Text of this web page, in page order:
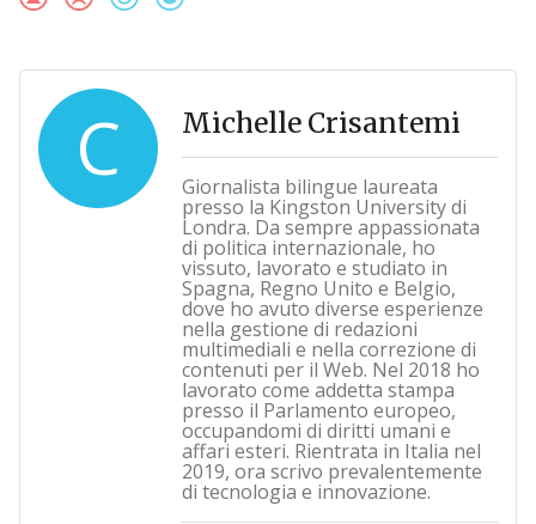
C Michelle Crisantemi
Giornalista bilingue laureata
presso la Kingston University di
Londra. Da sempre appassionata
di politica internazionale, ho
vissuto, lavorato e studiato in
Spagna, Regno Unito e Belgio,
dove ho avuto diverse esperienze
nella gestione di redazioni
multimediali e nella correzione di
contenuti per il Web. Nel 2018 ho
lavorato come addetta stampa
presso il Parlamento europeo,
occupandomi di diritti umani e
affari esteri. Rientrata in Italia nel
2019, ora scrivo prevalentemente
di tecnologia e innovazione.